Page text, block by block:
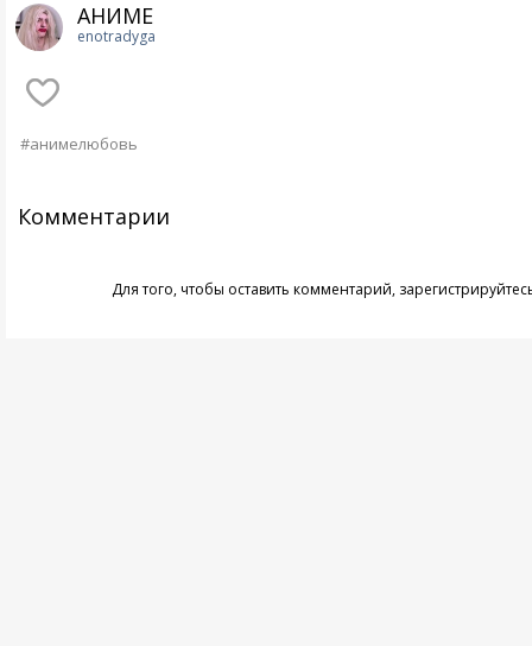
АНИМЕ
enotradyga
#анимелюбовь
Комментарии
Для того, чтобы оставить комментарий,